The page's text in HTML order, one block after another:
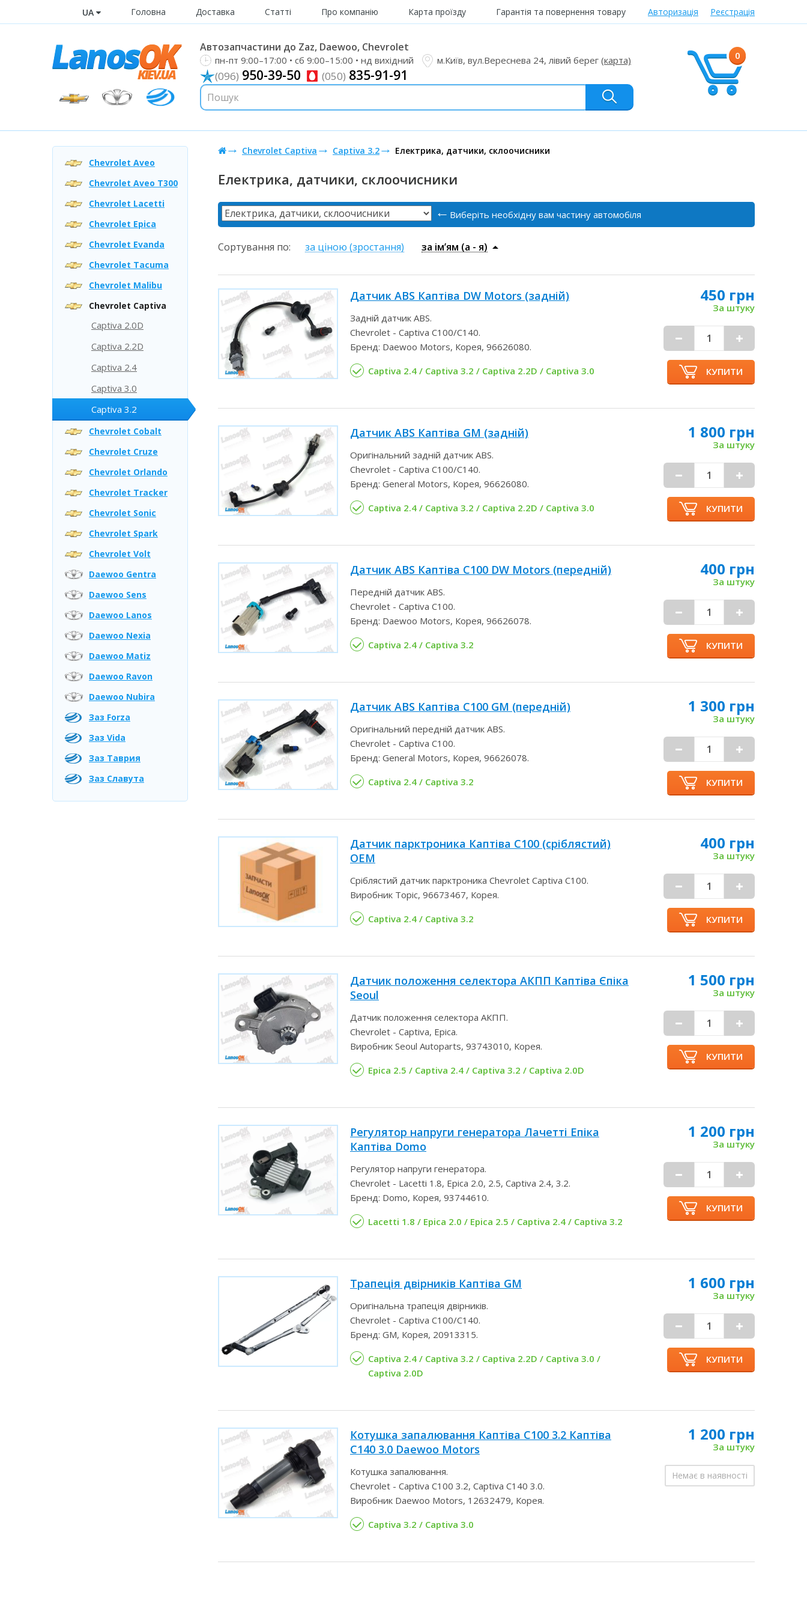
UA Головна Доставка Статті Про компанію Карта проїзду Гарантія та повернення товару Авторизація Реєстрація
0
Автозапчастини до Zaz, Daewoo, Chevrolet
пн-пт 9:00–17:00 • сб 9:00–15:00 • нд вихідний м.Київ, вул.Вереснева 24, лівий берег (карта)
(096) 950-39-50 (050) 835-91-91
Chevrolet Aveo
Chevrolet Aveo T300
Chevrolet Lacetti
Chevrolet Epica
Chevrolet Evanda
Chevrolet Tacuma
Chevrolet Malibu
Chevrolet Captiva
Captiva 2.0D
Captiva 2.2D
Captiva 2.4
Captiva 3.0
Captiva 3.2
Chevrolet Cobalt
Chevrolet Cruze
Chevrolet Orlando
Chevrolet Tracker
Chevrolet Sonic
Chevrolet Spark
Chevrolet Volt
Daewoo Gentra
Daewoo Sens
Daewoo Lanos
Daewoo Nexia
Daewoo Matiz
Daewoo Ravon
Daewoo Nubira
Заз Forza
Заз Vida
Заз Таврия
Заз Славута
Chevrolet Captiva Captiva 3.2 Електрика, датчики, склоочисники
Електрика, датчики, склоочисники
Виберіть необхідну вам частину автомобіля
Сортування по: за ціною (зростання) за ім’ям (a - я)
450 грн
За штуку
КУПИТИ
Датчик ABS Каптіва DW Motors (задній)
Задній датчик ABS.
Chevrolet - Captiva С100/С140.
Бренд: Daewoo Motors, Корея, 96626080.
Captiva 2.4 / Captiva 3.2 / Captiva 2.2D / Captiva 3.0
1 800 грн
За штуку
КУПИТИ
Датчик ABS Каптіва GM (задній)
Оригінальний задній датчик ABS.
Chevrolet - Captiva С100/С140.
Бренд: General Motors, Корея, 96626080.
Captiva 2.4 / Captiva 3.2 / Captiva 2.2D / Captiva 3.0
400 грн
За штуку
КУПИТИ
Датчик ABS Каптіва С100 DW Motors (передній)
Передній датчик ABS.
Chevrolet - Captiva C100.
Бренд: Daewoo Motors, Корея, 96626078.
Captiva 2.4 / Captiva 3.2
1 300 грн
За штуку
КУПИТИ
Датчик ABS Каптіва С100 GM (передній)
Оригінальний передній датчик ABS.
Chevrolet - Captiva C100.
Бренд: General Motors, Корея, 96626078.
Captiva 2.4 / Captiva 3.2
400 грн
За штуку
КУПИТИ
Датчик парктроника Каптіва С100 (сріблястий)
OEM
Сріблястий датчик парктроника Chevrolet Captiva С100.
Виробник Topic, 96673467, Корея.
Captiva 2.4 / Captiva 3.2
1 500 грн
За штуку
КУПИТИ
Датчик положення селектора АКПП Каптіва Єпіка
Seoul
Датчик положення селектора АКПП.
Chevrolet - Captiva, Epica.
Виробник Seoul Autoparts, 93743010, Корея.
Epica 2.5 / Captiva 2.4 / Captiva 3.2 / Captiva 2.0D
1 200 грн
За штуку
КУПИТИ
Регулятор напруги генератора Лачетті Епіка
Каптіва Domo
Регулятор напруги генератора.
Chevrolet - Lacetti 1.8, Epica 2.0, 2.5, Captiva 2.4, 3.2.
Бренд: Domo, Корея, 93744610.
Lacetti 1.8 / Epica 2.0 / Epica 2.5 / Captiva 2.4 / Captiva 3.2
1 600 грн
За штуку
КУПИТИ
Трапеція двірників Каптіва GM
Оригінальна трапеція двірників.
Chevrolet - Captiva C100/C140.
Бренд: GM, Корея, 20913315.
Captiva 2.4 / Captiva 3.2 / Captiva 2.2D / Captiva 3.0 /
Captiva 2.0D
1 200 грн
За штуку
Немає в наявності
Котушка запалювання Каптіва С100 3.2 Каптіва
С140 3.0 Daewoo Motors
Котушка запалювання.
Chevrolet - Captiva C100 3.2, Captiva C140 3.0.
Виробник Daewoo Motors, 12632479, Корея.
Captiva 3.2 / Captiva 3.0